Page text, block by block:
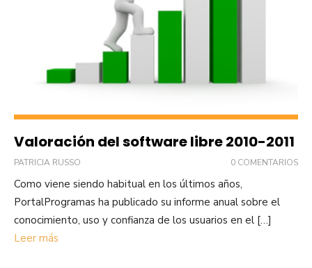
Valoración del software libre 2010-2011
PATRICIA RUSSO 0 COMENTARIOS
Como viene siendo habitual en los últimos años,
PortalProgramas ha publicado su informe anual sobre el
conocimiento, uso y confianza de los usuarios en el […]
Leer más